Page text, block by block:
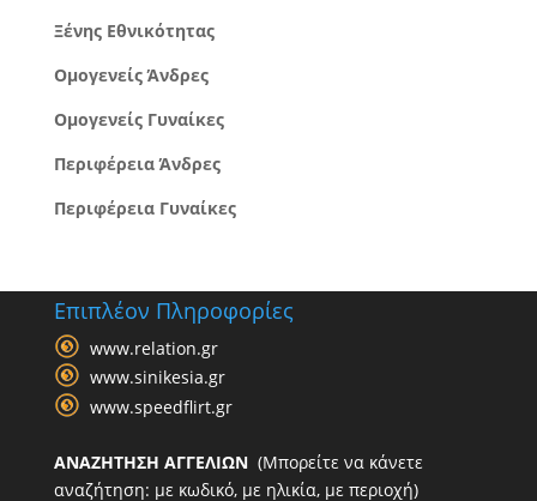
Ξένης Εθνικότητας
Ομογενείς Άνδρες
Ομογενείς Γυναίκες
Περιφέρεια Άνδρες
Περιφέρεια Γυναίκες
Επιπλέον Πληροφορίες
www.relation.gr
www.sinikesia.gr
www.speedflirt.gr
ΑΝΑΖΗΤΗΣΗ ΑΓΓΕΛΙΩΝ(Μπορείτε να κάνετε
αναζήτηση: με κωδικό, με ηλικία, με περιοχή)